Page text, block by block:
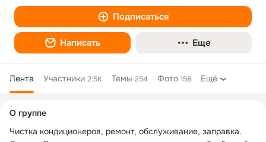
Подписаться
Написать Еще
Лента Участники 2.5K Темы 254 Фото 158 Ещё
колонка
О группе
Чистка кондиционеров, ремонт, обслуживание, заправка.